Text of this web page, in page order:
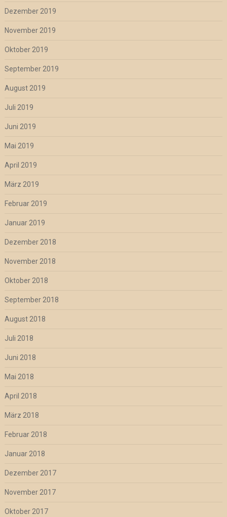
Dezember 2019
November 2019
Oktober 2019
September 2019
August 2019
Juli 2019
Juni 2019
Mai 2019
April 2019
März 2019
Februar 2019
Januar 2019
Dezember 2018
November 2018
Oktober 2018
September 2018
August 2018
Juli 2018
Juni 2018
Mai 2018
April 2018
März 2018
Februar 2018
Januar 2018
Dezember 2017
November 2017
Oktober 2017